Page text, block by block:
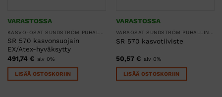
VARASTOSSA
SR 570 kasvonsuojain
EX/Atex-hyväksytty
491,74 € alv 0%
LISÄÄ OSTOSKORIIN
VARASTOSSA
SR 570 kasvotiiviste
50,57 € alv 0%
LISÄÄ OSTOSKORIIN